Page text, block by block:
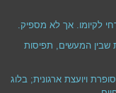
לקיומו. אך לא מספיק.
שבין המעשים, תפיסות
ויועצת ארגונית; בלוג